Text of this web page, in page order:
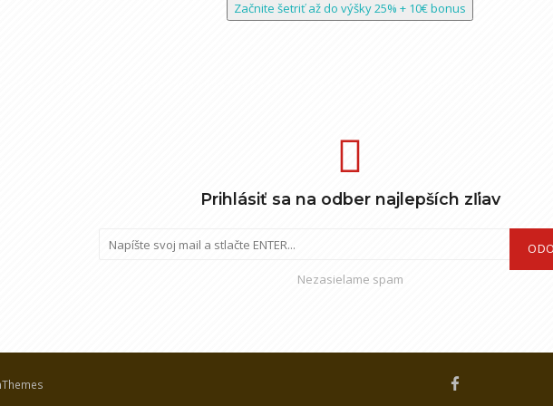
Začnite šetriť až do výšky 25% + 10€ bonus
Prihlásiť sa na odber najlepších zľiav
Nezasielame spam